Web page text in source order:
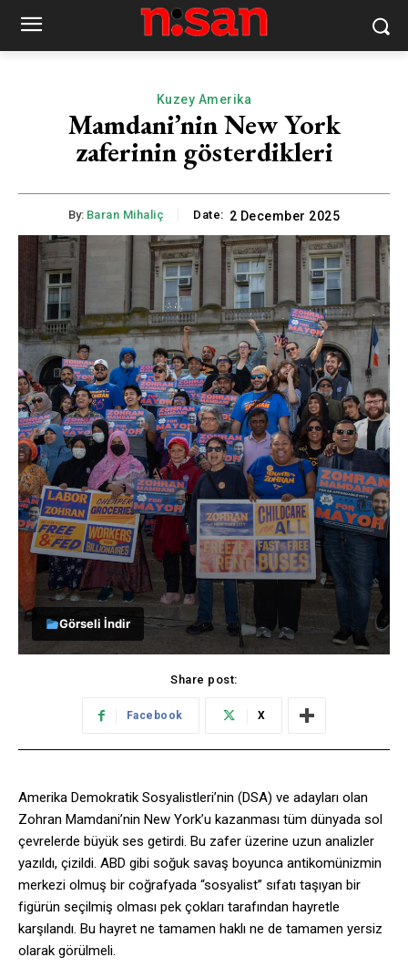
Kuzey Amerika
Mamdani’nin New York
zaferinin gösterdikleri
By: Baran Mihaliç Date: 2 December 2025
Görseli İndir
Share post:
Facebook X
Amerika Demokratik Sosyalistleri’nin (DSA) ve adayları olan
Zohran Mamdani’nin New York’u kazanması tüm dünyada sol
çevrelerde büyük ses getirdi. Bu zafer üzerine uzun analizler
yazıldı, çizildi. ABD gibi soğuk savaş boyunca antikomünizmin
merkezi olmuş bir coğrafyada “sosyalist” sıfatı taşıyan bir
figürün seçilmiş olması pek çokları tarafından hayretle
karşılandı. Bu hayret ne tamamen haklı ne de tamamen yersiz
olarak görülmeli.